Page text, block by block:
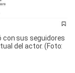
con sus seguidores
del actor. (Foto: